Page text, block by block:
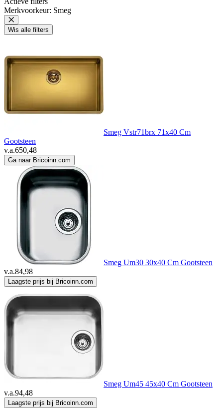
Merkvoorkeur: Smeg
Wis alle filters
Smeg Vstr71brx 71x40 Cm
Gootsteen
v.a.650,48
Ga naar Bricoinn.com
Smeg Um30 30x40 Cm Gootsteen
v.a.84,98
Laagste prijs bij Bricoinn.com
Smeg Um45 45x40 Cm Gootsteen
v.a.94,48
Laagste prijs bij Bricoinn.com